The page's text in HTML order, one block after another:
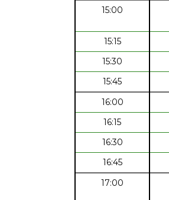
15:00
15:15
15:30
15:45
16:00
16:15
16:30
16:45
17:00